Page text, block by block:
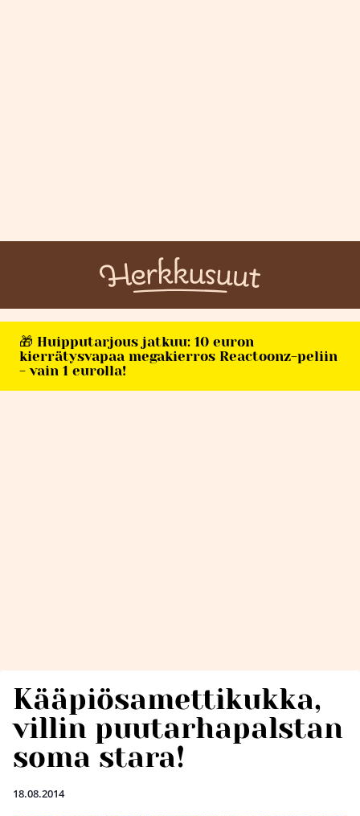
🎁 Huipputarjous jatkuu: 10 euron
kierrätysvapaa megakierros Reactoonz-peliin
- vain 1 eurolla!
Kääpiösamettikukka,
villin puutarhapalstan
soma stara!
18.08.2014